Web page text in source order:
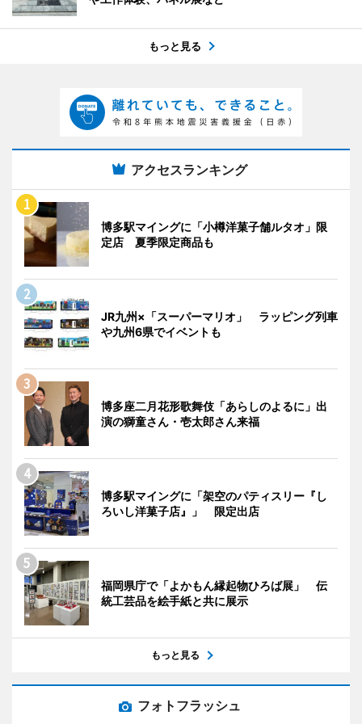
もっと見る
アクセスランキング
博多駅マイングに「小樽洋菓子舗ルタオ」限
定店 夏季限定商品も
JR九州×「スーパーマリオ」 ラッピング列車
や九州6県でイベントも
博多座二月花形歌舞伎「あらしのよるに」出
演の獅童さん・壱太郎さん来福
博多駅マイングに「架空のパティスリー『し
ろいし洋菓子店』」 限定出店
福岡県庁で「よかもん縁起物ひろば展」 伝
統工芸品を絵手紙と共に展示
もっと見る
フォトフラッシュ